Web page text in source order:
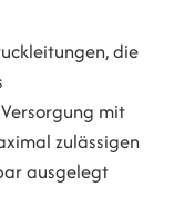
die
mit
zulässigen
ausgelegt